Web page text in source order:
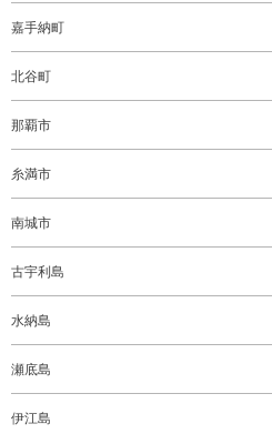
嘉手納町
北谷町
那覇市
糸満市
南城市
古宇利島
水納島
瀬底島
伊江島